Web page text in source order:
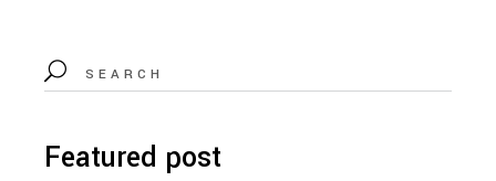
Featured post